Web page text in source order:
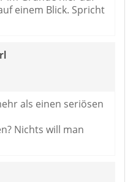
einem Blick. Spricht
als einen seriösen
Nichts will man